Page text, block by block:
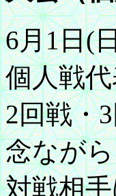
6月1日(
個人戦
2回戦・
念なが
対戦相